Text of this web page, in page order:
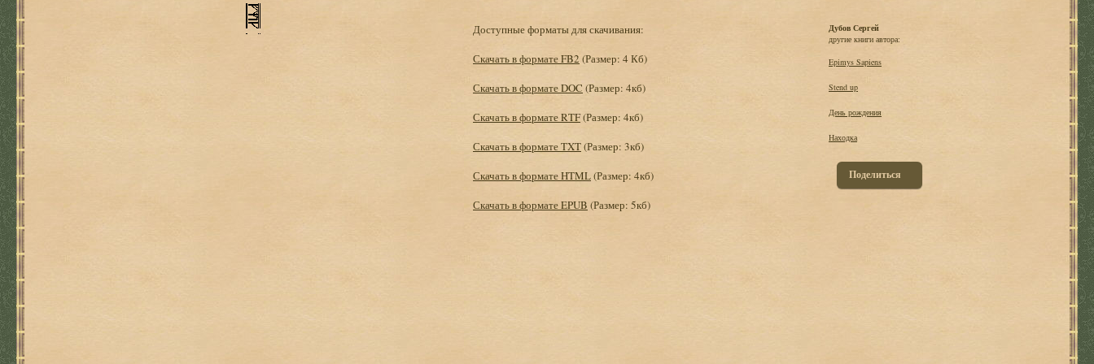
Доступные форматы для скачивания:
Скачать в формате FB2 (Размер: 4 Кб)
Скачать в формате DOC (Размер: 4кб)
Скачать в формате RTF(Размер: 4кб)
Скачать в формате TXT(Размер: 3кб)
Скачать в формате HTML(Размер: 4кб)
Скачать в формате EPUB (Размер: 5кб)
Дубов Сергей
другие книги автора:
Epimys Sapiens
Stend up
День рождения
Находка
Поделиться